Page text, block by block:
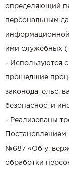
определяющий
персональным
ими служебных
- Используются
прошедшие
безопасности
- Реализованы
Постановлением
№687 «Об
обработки